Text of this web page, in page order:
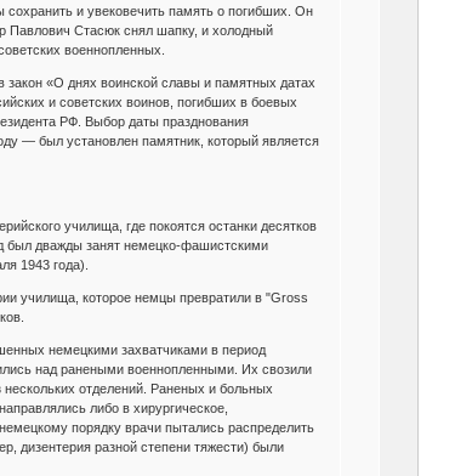
и увековечить память о погибших. Он
Павлович Стасюк снял шапку, и холодный
военнопленных.
закон «О днях воинской славы и памятных датах
и советских воинов, погибших в боевых
РФ. Выбор даты празднования
— был установлен памятник, который является
училища, где покоятся останки десятков
был дважды занят немецко-фашистскими
1943 года).
училища, которое немцы превратили в "Gross
немецкими захватчиками в период
над ранеными военнопленными. Их свозили
отделений. Раненых и больных
либо в хирургическое,
порядку врачи пытались распределить
дизентерия разной степени тяжести) были